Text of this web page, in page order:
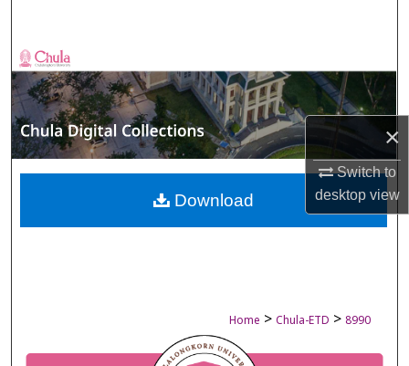
×
Switch to
desktopview
Browse Collections
My Account
About
Digital Commons Network™
Home > Chula-ETD > 8990
Download